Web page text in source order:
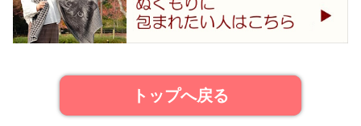
トップへ戻る